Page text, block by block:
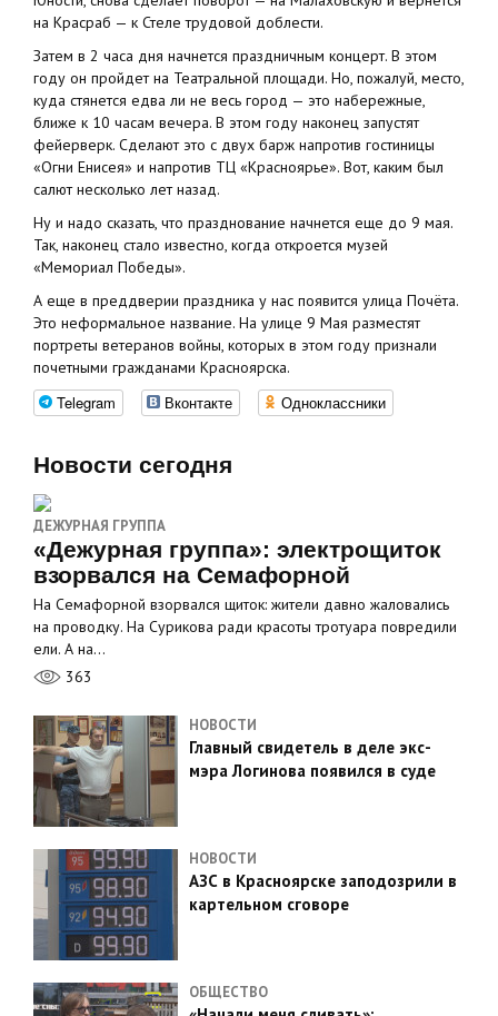
на Красраб — к Стеле трудовой доблести.
Затем в 2 часа дня начнется праздничным концерт. В этом
году он пройдет на Театральной площади. Но, пожалуй, место,
куда стянется едва ли не весь город — это набережные,
ближе к 10 часам вечера. В этом году наконец запустят
фейерверк. Сделают это с двух барж напротив гостиницы
«Огни Енисея» и напротив ТЦ «Красноярье». Вот, каким был
салют несколько лет назад.
Ну и надо сказать, что празднование начнется еще до 9 мая.
Так, наконец стало известно, когда откроется музей
«Мемориал Победы».
А еще в преддверии праздника у нас появится улица Почёта.
Это неформальное название. На улице 9 Мая разместят
портреты ветеранов войны, которых в этом году признали
почетными гражданами Красноярска.
Telegram Вконтакте Одноклассники
Новости сегодня
ДЕЖУРНАЯ ГРУППА
«Дежурная группа»: электрощиток
взорвался на Семафорной
На Семафорной взорвался щиток: жители давно жаловались
на проводку. На Сурикова ради красоты тротуара повредили
ели. А на…
363
НОВОСТИ
Главный свидетель в деле экс-
мэра Логинова появился в суде
НОВОСТИ
АЗС в Красноярске заподозрили в
картельном сговоре
ОБЩЕСТВО